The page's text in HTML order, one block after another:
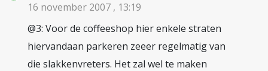
16 november 2007 , 13:19
@3: Voor de coffeeshop hier enkele straten
hiervandaan parkeren zeeer regelmatig van
die slakkenvreters. Het zal wel te maken